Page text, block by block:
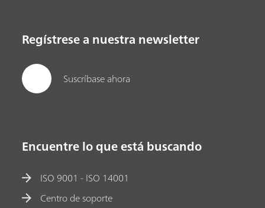
Regístrese a nuestra newsletter
Suscríbase ahora
Encuentre lo que está buscando
ISO 9001 - ISO 14001
Centro de soporte